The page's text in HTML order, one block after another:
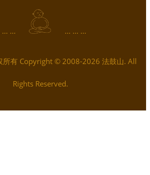
... ... ... ... ...
所有 Copyright © 2008-2026 法鼓山. All
Rights Reserved.